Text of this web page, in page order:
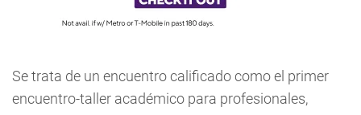
Se trata de un encuentro calificado como el primer
encuentro-taller académico para profesionales,